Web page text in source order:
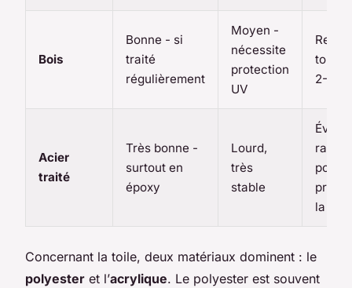
Bois
Bonne - si
traité
régulièrement
Moyen -
nécessite
protection
UV
tous
2-3
Acier
traité
Très bonne -
surtout en
époxy
Lourd,
très
stable
Éviter
pour
la
Concernant la toile, deux matériaux dominent : le
polyester et l’acrylique. Le polyester est souvent